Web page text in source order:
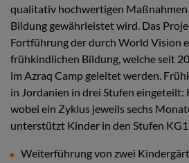
qualitativ hochwertigen
Bildung gewährleistet wird. Das
Fortführung der durch World Vision
frühkindlichen Bildung, welche seit
im Azraq Camp geleitet werden.
in Jordanien in drei Stufen eingeteilt:
wobei ein Zyklus jeweils sechs
unterstützt Kinder in den Stufen
Weiterführung von zwei